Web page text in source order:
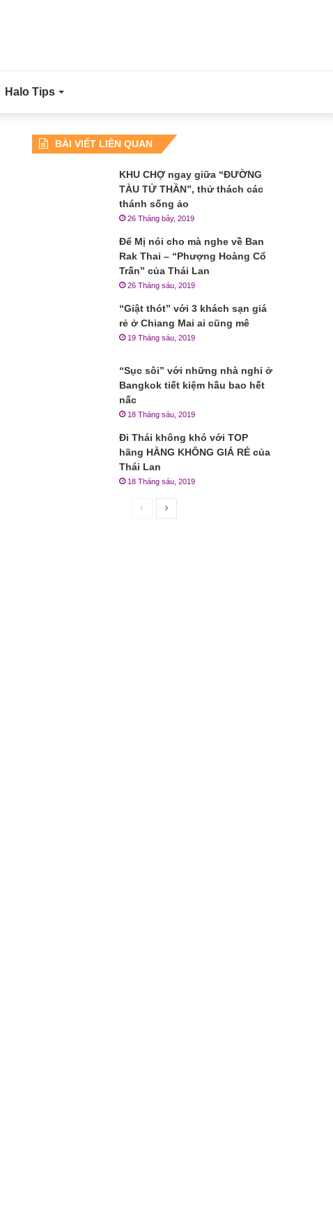
Halo Tips
BÀI VIẾT LIÊN QUAN
KHU CHỢ ngay giữa “ĐƯỜNG
TÀU TỬ THẦN”, thử thách các
thánh sống ảo
26 Tháng bảy, 2019
Để Mị nói cho mà nghe về Ban
Rak Thai – “Phượng Hoàng Cổ
Trấn” của Thái Lan
26 Tháng sáu, 2019
“Giật thót” với 3 khách sạn giá
rẻ ở Chiang Mai ai cũng mê
19 Tháng sáu, 2019
“Sục sôi” với những nhà nghỉ ở
Bangkok tiết kiệm hầu bao hết
nấc
18 Tháng sáu, 2019
Đi Thái không khó với TOP
hãng HÀNG KHÔNG GIÁ RẺ của
Thái Lan
18 Tháng sáu, 2019
Trang